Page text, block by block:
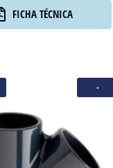
FICHA TÉCNICA
-